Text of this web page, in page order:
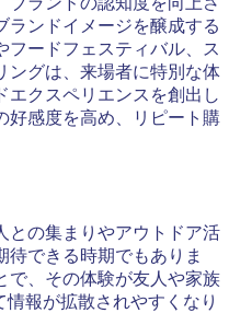
ランドイメージを醸成する
フードフェスティバル、ス
ングは、来場者に特別な体
エクスペリエンスを創出し
好感度を高め、リピート購
との集まりやアウトドア活
できる時期でもありま
で、その体験が友人や家族
報が拡散されやすくなり